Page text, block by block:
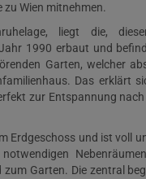
Wien mitnehmen.
liegt die,
1990 erbaut und
Garten, welcher
Das erklärt
zur Entspannung
Erdgeschoss und ist voll
Garten. Die zentral